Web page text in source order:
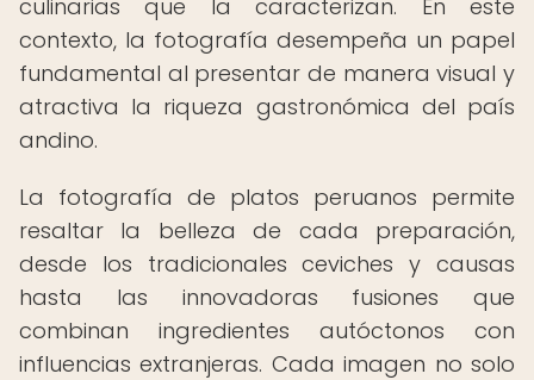
culinarias que la caracterizan. En este
contexto, la fotografía desempeña un papel
fundamental al presentar de manera visual y
atractiva la riqueza gastronómica del país
andino.
La fotografía de platos peruanos permite
resaltar la belleza de cada preparación,
desde los tradicionales ceviches y causas
hasta las innovadoras fusiones que
combinan ingredientes autóctonos con
influencias extranjeras. Cada imagen no solo